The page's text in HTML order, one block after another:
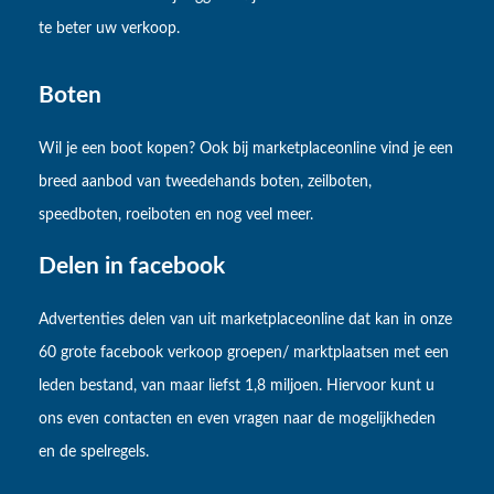
te beter uw verkoop.
Boten
Wil je een boot kopen? Ook bij marketplaceonline vind je een
breed aanbod van tweedehands boten, zeilboten,
speedboten, roeiboten en nog veel meer.
Delen in facebook
Advertenties delen van uit marketplaceonline dat kan in onze
60 grote facebook verkoop groepen/ marktplaatsen met een
leden bestand, van maar liefst 1,8 miljoen. Hiervoor kunt u
ons even contacten en even vragen naar de mogelijkheden
en de spelregels.